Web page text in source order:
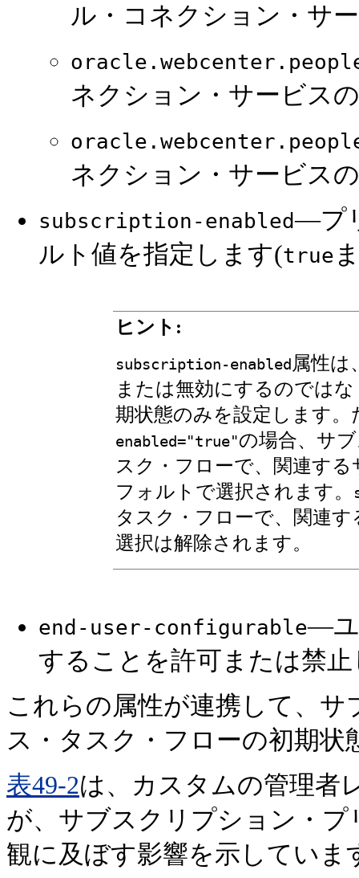
ル・コネクション・サ
ネクション・サービス
ネクション・サービス
subscription-enabled—プ
ルト値を指定します(true
ヒント:
subscription-enabled属性は
または無効にするのでは
期状態のみを設定します。
enabled="true"の場合、サ
スク・フローで、関連す
フォルトで選択されます。
タスク・フローで、関連
選択は解除されます。
end-user-configurable—ユ
することを許可または禁
これらの属性が連携して、
ス・タスク・フローの初期状
表49-2は、カスタムの管理者
が、サブスクリプション・
観に及ぼす影響を示していま